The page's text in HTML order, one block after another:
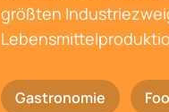
größten
Gastronomie